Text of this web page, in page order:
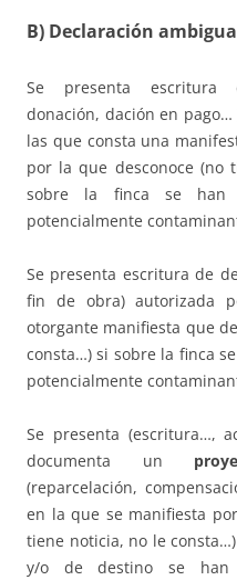
B) Declaración ambigua
Se presenta
donación, dación en
las que consta una
por la que desconoce (no
sobre la finca se han
potencialmente
Se presenta escritura de
fin de obra) autorizada
otorgante manifiesta que
consta…) si sobre la finca
potencialmente
Se presenta (escritura…,
documenta un
(reparcelación,
en la que se manifiesta
tiene noticia, no le
y/o de destino se han